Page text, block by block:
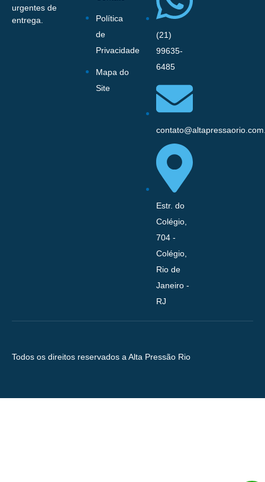
urgentes de
entrega.
Política
de
Privacidade
Mapa do
Site
(21)
99635-
6485
Estr. do
Colégio,
704 -
Colégio,
Rio de
Janeiro -
RJ
Todos os direitos reservados a Alta Pressão Rio